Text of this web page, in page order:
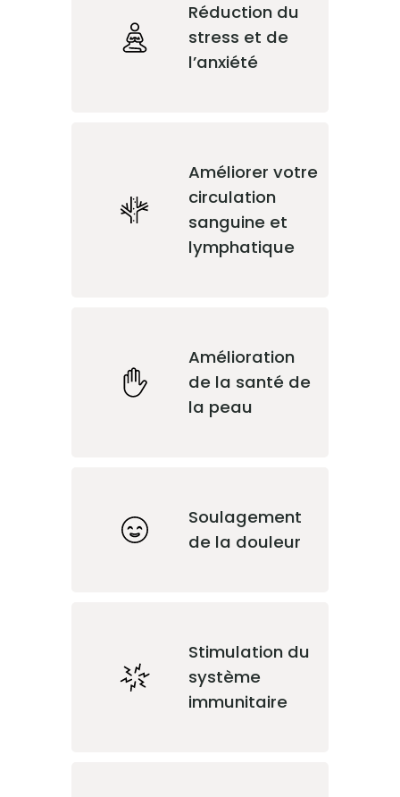
Réduction du
stress et de
l’anxiété
Améliorer votre
circulation
sanguine et
lymphatique
Amélioration
de la santé de
la peau
Soulagement
de la douleur
Stimulation du
système
immunitaire